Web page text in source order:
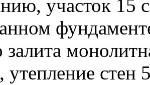
участок 15
залита
утепление